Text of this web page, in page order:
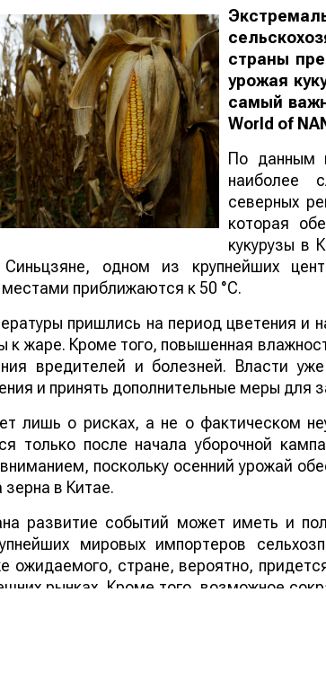
страны
урожая
самый
World of
По данным
наиболее
северных
которая
кукурузы в
одном из крупнейших
приближаются к 50 °C.
пришлись на период цветения и
к жаре. Кроме того, повышенная
вредителей и болезней. Власти
и принять дополнительные меры для
лишь о рисках, а не о фактическом
только после начала уборочной
поскольку осенний урожай
в Китае.
развитие событий может иметь и
мировых импортеров
ожидаемого, стране, вероятно,
рынках. Кроме того, возможное